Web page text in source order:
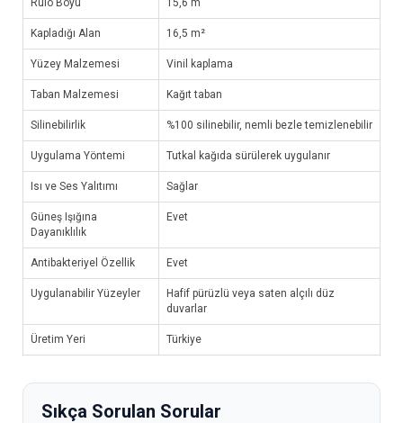
Kapladığı Alan 16,5 m²
Yüzey Malzemesi Vinil kaplama
Taban Malzemesi Kağıt taban
Silinebilirlik %100 silinebilir, nemli bezle temizlenebilir
Uygulama Yöntemi Tutkal kağıda sürülerek uygulanır
Isı ve Ses Yalıtımı Sağlar
Güneş Işığına
Dayanıklılık
Evet
Antibakteriyel Özellik Evet
Uygulanabilir Yüzeyler
Hafif pürüzlü veya saten alçılı düz
duvarlar
Üretim Yeri Türkiye
Sıkça Sorulan Sorular